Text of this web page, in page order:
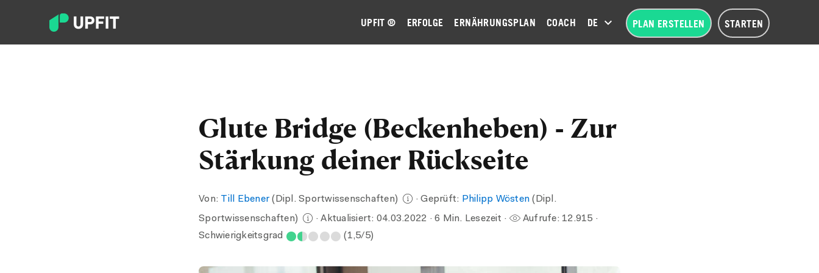
UPFIT ® ERFOLGE ERNÄHRUNGSPLAN COACH DEUTSCH (DE)PLAN ERSTELLEN STARTEN
Glute Bridge (Beckenheben) - Zur
Stärkung deiner Rückseite
Von: Till Ebener(Dipl. Sportwissenschaften) · Geprüft: Philipp Wösten (Dipl.
Sportwissenschaften)
· Aktualisiert: 04.03.2022 · 6 Min. Lesezeit · Aufrufe: 12.915 ·
Schwierigkeitsgrad
(1,5/5)